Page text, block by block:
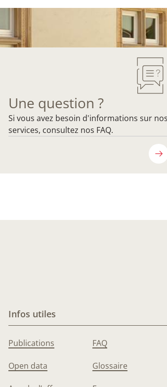
Une question ?
Si vous avez besoin d'informations sur nos
services, consultez nos FAQ.
Infos utiles
Publications
Open data
FAQ
Glossaire